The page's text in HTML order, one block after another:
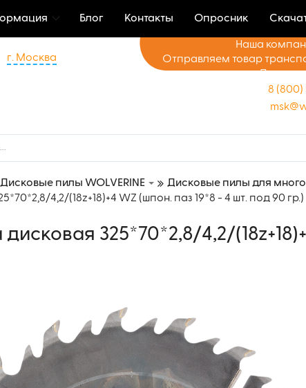
Блог Контакты Опросник
г. Москва
Наша
Отправляем товар
8 (800)
Дисковые пилы WOLVERINE
Дисковые пилы для
4,2/(18z+18)+4 WZ (шпон. паз 19*8 - 4 шт. под 90 гр.)
дисковая 325*70*2,8/4,2/